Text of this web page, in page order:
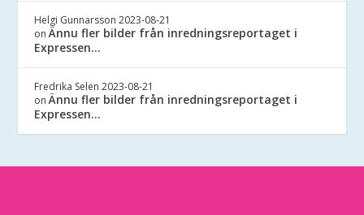
Helgi Gunnarsson 2023-08-21
onÄnnu fler bilder från inredningsreportaget i
Expressen…
Fredrika Selen 2023-08-21
onÄnnu fler bilder från inredningsreportaget i
Expressen…